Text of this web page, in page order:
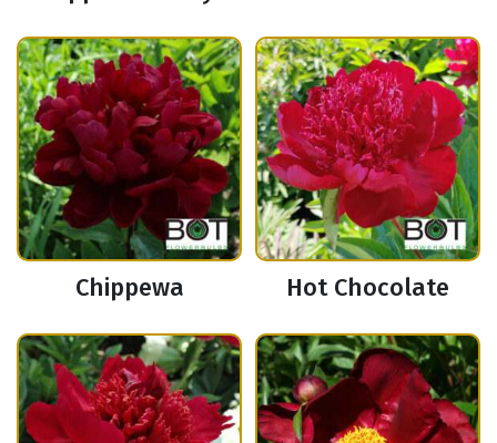
Chippewa Hot Chocolate